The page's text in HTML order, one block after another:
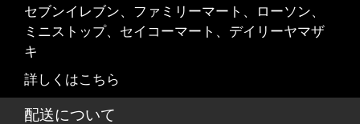
セブンイレブン、ファミリーマート、ローソン、
ミニストップ、セイコーマート、デイリーヤマザ
キ
詳しくはこちら
配送について